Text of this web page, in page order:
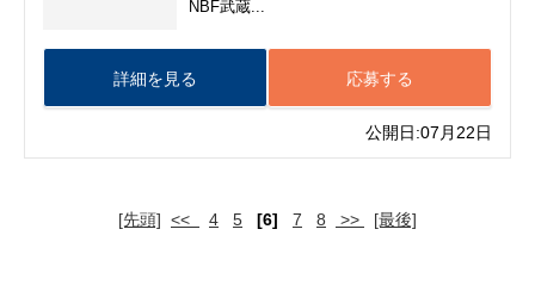
NBF武蔵...
応募する
詳細を見る
公開日:07月22日
[先頭] << 4 5 [6] 7 8 >> [最後]